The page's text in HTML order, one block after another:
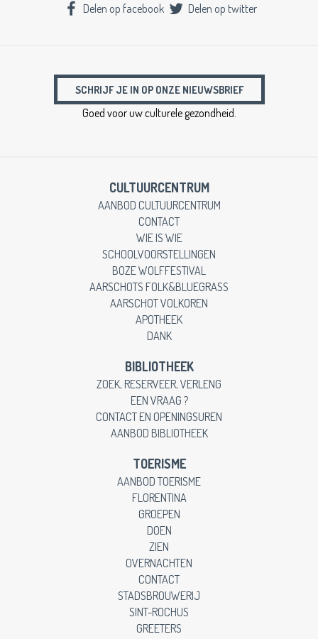
Delen op facebook Delen op twitter
SCHRIJF JE IN OP ONZE NIEUWSBRIEF
Goed voor uw culturele gezondheid.
CULTUURCENTRUM
AANBOD CULTUURCENTRUM
CONTACT
WIE IS WIE
SCHOOLVOORSTELLINGEN
BOZE WOLFFESTIVAL
AARSCHOTS FOLK&BLUEGRASS
AARSCHOT VOLKOREN
APOTHEEK
DANK
BIBLIOTHEEK
ZOEK, RESERVEER, VERLENG
EEN VRAAG ?
CONTACT EN OPENINGSUREN
AANBOD BIBLIOTHEEK
TOERISME
AANBOD TOERISME
FLORENTINA
GROEPEN
DOEN
ZIEN
OVERNACHTEN
CONTACT
STADSBROUWERIJ
SINT-ROCHUS
GREETERS